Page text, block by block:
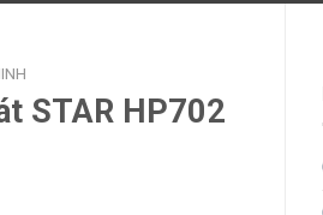
STAR HP702